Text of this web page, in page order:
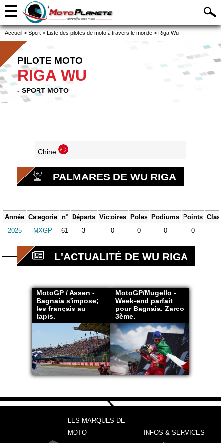
Accueil > Sport > Liste des pilotes de moto à travers le monde > Riga Wu
PILOTE MOTO
RIGA WU
- SPORT MOTO
Chine
PALMARES DE WU RIGA
Année Categorie n° Départs Victoires Poles Podiums Points
2025
MXGP 61 3 0 0 0 0
L'ACTUALITÉ DE WU RIGA
MotoGP / Assen -
Bagnaia s'impose;
les français au
tapis.
MotoGP/Mugello -
Week-end parfait
pour Bagnaia. Zarco
3ème.
LES MARQUES DE
MOTO
INFOS & SERVICES